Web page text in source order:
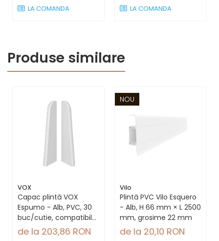
LA COMANDA LA COMANDA
Produse similare
VOX
Capac plintă VOX
Espumo - Alb, PVC, 30
buc/cutie, compatibil
plintă 65 mm
de la 203,86 RON
NOU
Vilo
Plintă PVC Vilo Esquero
- Alb, H 66 mm × L 2500
mm, grosime 22 mm
de la 20,10 RON